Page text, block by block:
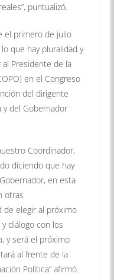
puntualizó.
el primero de julio
que hay pluralidad y
Presidente de la
en el Congreso
del dirigente
del Gobernador
Coordinador,
diciendo que hay
en esta
otras
de elegir al próximo
diálogo con los
y será el próximo
al frente de la
Política” afirmó.